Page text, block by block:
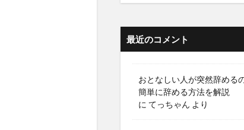
最近のコメント
おとなしい人が突然辞める
簡単に辞める方法を解説
に てっちゃん より